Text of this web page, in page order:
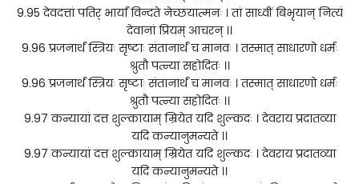
9.95 देवदत्तां पतिर् भार्यां विन्दते नेच्छयात्मनः । तां साध्वीं बिभृयान् नित्यं
देवानां प्रियम् आचरन् ।।
9.96 प्रजनार्थं स्त्रियः सृष्टाः संतानार्थं च मानवः । तस्मात् साधारणो धर्मः
श्रुतौ पत्न्या सहोदितः ।।
9.96 प्रजनार्थं स्त्रियः सृष्टाः संतानार्थं च मानवः । तस्मात् साधारणो धर्मः
श्रुतौ पत्न्या सहोदितः ।।
9.97 कन्यायां दत्त शुल्कायाम् म्रियेत यदि शुल्कदः । देवराय प्रदातव्या
यदि कन्यानुमन्यते ।।
9.97 कन्यायां दत्त शुल्कायाम् म्रियेत यदि शुल्कदः । देवराय प्रदातव्या
यदि कन्यानुमन्यते ।।